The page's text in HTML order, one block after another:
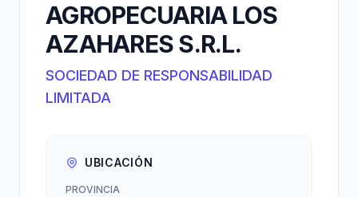
AGROPECUARIA LOS
AZAHARES S.R.L.
SOCIEDAD DE RESPONSABILIDAD
LIMITADA
UBICACIÓN
PROVINCIA